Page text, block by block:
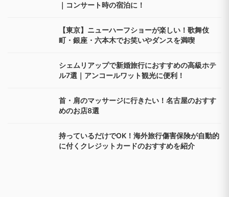
｜コンサート時の宿泊に！
【東京】ニューハーフショーが楽しい！歌舞伎
町・銀座・六本木でお笑いやダンスを満喫
シェムリアップで新婚旅行におすすめの高級ホテ
ル7選｜アンコールワット観光に便利！
首・肩のマッサージに行きたい！名古屋のおすす
めのお店8選
持っているだけでOK！海外旅行傷害保険が自動的
に付くクレジットカードのおすすめを紹介